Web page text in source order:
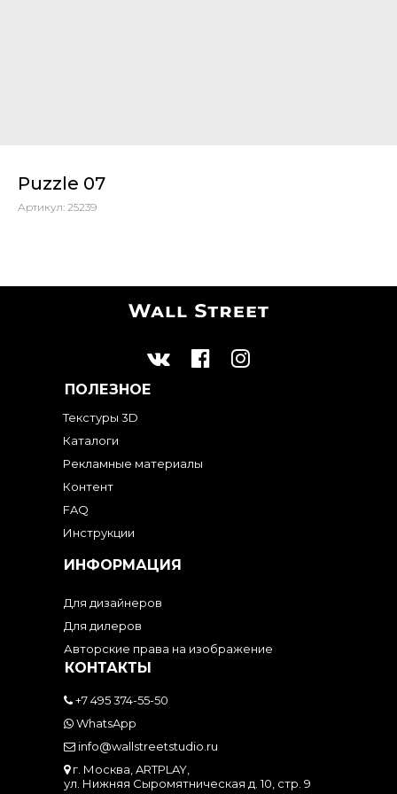
Puzzle 07
Артикул: 25239
ПОЛЕЗНОЕ
Текстуры 3D
Каталоги
Рекламные материалы
Контент
FAQ
Инструкции
ИНФОРМАЦИЯ
Для дизайнеров
Для дилеров
Авторские права на изображение
КОНТАКТЫ
+7 495 374-55-50
WhatsApp
info@wallstreetstudio.ru
г. Москва, ARTPLAY,
ул. Нижняя Сыромятническая д. 10, стр. 9